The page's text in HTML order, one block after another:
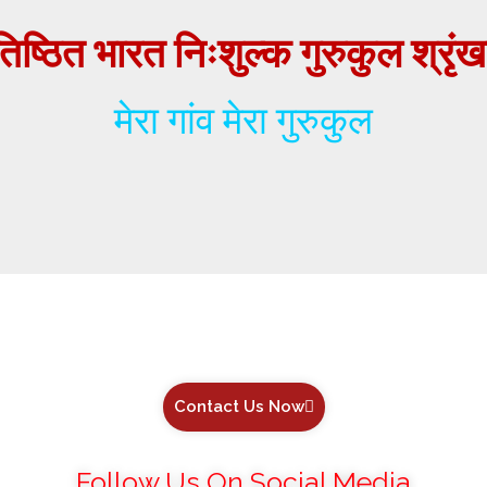
भारतनिःशुल्कगुरुकुल
मेरा गांव मेरा गुरुकुल
Contact Us Now